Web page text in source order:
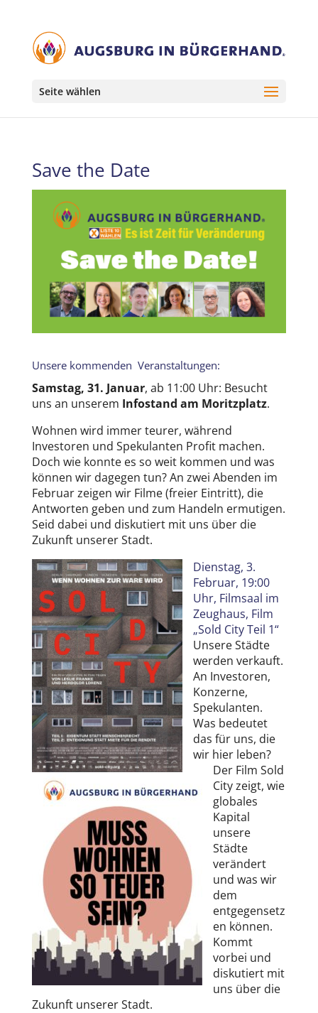
Seite wählen
Save the Date
Unsere kommenden Veranstaltungen:
Samstag, 31. Januar, ab 11:00 Uhr: Besucht
uns an unserem Infostand am Moritzplatz.
Wohnen wird immer teurer, während
Investoren und Spekulanten Profit machen.
Doch wie konnte es so weit kommen und was
können wir dagegen tun? An zwei Abenden im
Februar zeigen wir Filme (freier Eintritt), die
Antworten geben und zum Handeln ermutigen.
Seid dabei und diskutiert mit uns über die
Zukunft unserer Stadt.
Dienstag, 3.
Februar, 19:00
Uhr, Filmsaal im
Zeughaus, Film
„Sold City Teil 1“
Unsere Städte
werden verkauft.
An Investoren,
Konzerne,
Spekulanten.
Was bedeutet
das für uns, die
wir hier leben?
Der Film Sold
City zeigt, wie
globales
Kapital
unsere
Städte
verändert
und was wir
dem
entgegensetz
en können.
Kommt
vorbei und
diskutiert mit
uns über die
Zukunft unserer Stadt.